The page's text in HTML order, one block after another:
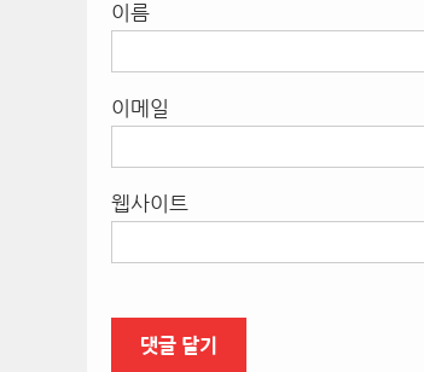
이름
이메일
웹사이트